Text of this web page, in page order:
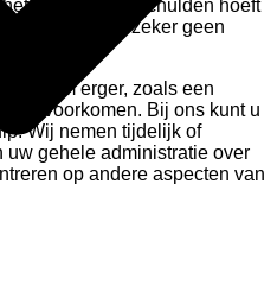
het hebben van schulden hoeft
het maakt u zeker geen
om erger, zoals een
te voorkomen. Bij ons kunt u
Wij nemen tijdelijk of
uw gehele administratie over
op andere aspecten van